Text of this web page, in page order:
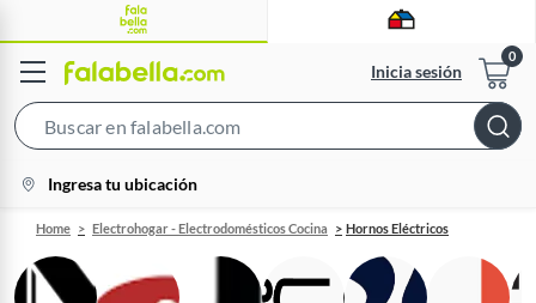
Inicia sesión
Bar
location-
icon
Ingresa tu ubicación
Home Electrohogar - Electrodomésticos Cocina Hornos Eléctricos